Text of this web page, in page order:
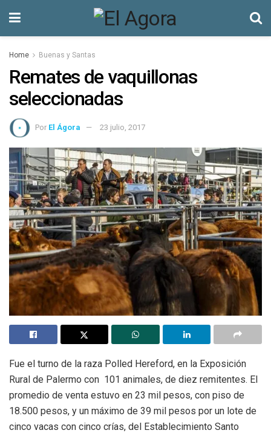
Home Buenas y Santas
Remates de vaquillonas
seleccionadas
Por El Ágora 23 julio, 2017
Fue el turno de la raza Polled Hereford, en la Exposición
Rural de Palermo con 101 animales, de diez remitentes. El
promedio de venta estuvo en 23 mil pesos, con piso de
18.500 pesos, y un máximo de 39 mil pesos por un lote de
cinco vacas con cinco crías, del Establecimiento Santo